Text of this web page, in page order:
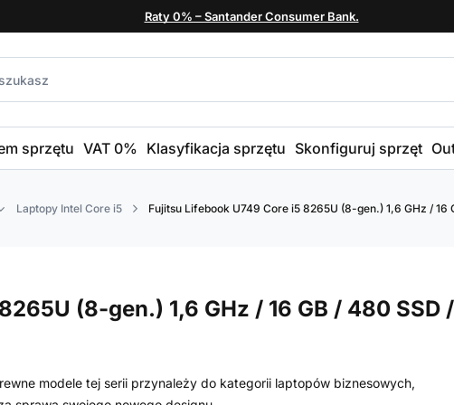
Raty 0% – Santander Consumer Bank.
sprzętu VAT 0% Klasyfikacja sprzętu Skonfiguruj sprzęt
Laptopy Intel Core i5 Fujitsu Lifebook U749 Core i5 8265U (8-gen.) 1,6 GHz / 16
(8-gen.) 1,6 GHz / 16 GB / 480 SSD /
modele tej serii przynależy do kategorii laptopów biznesowych,